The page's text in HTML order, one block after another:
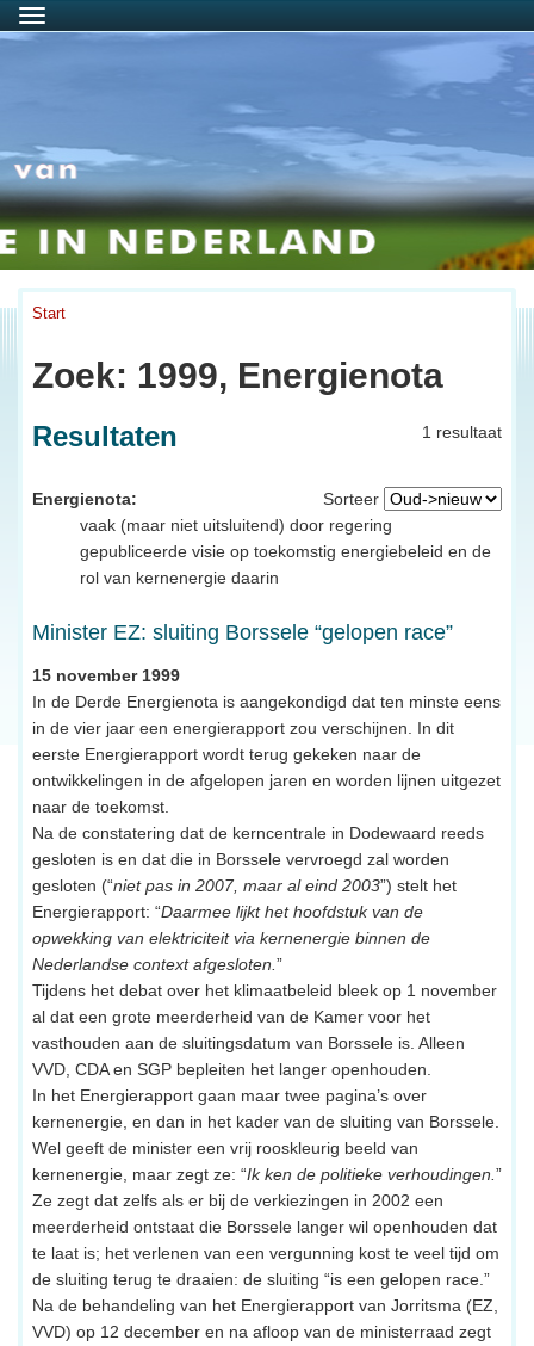
Menu
Start
Zoek: 1999, Energienota
1 resultaat
Resultaten
Sorteer
Energienota:
vaak (maar niet uitsluitend) door regering
gepubliceerde visie op toekomstig energiebeleid en de
rol van kernenergie daarin
Minister EZ: sluiting Borssele “gelopen race”
15 november 1999
In de Derde Energienota is aangekondigd dat ten minste eens
in de vier jaar een energierapport zou verschijnen. In dit
eerste Energierapport wordt terug gekeken naar de
ontwikkelingen in de afgelopen jaren en worden lijnen uitgezet
naar de toekomst.
Na de constatering dat de kerncentrale in Dodewaard reeds
gesloten is en dat die in Borssele vervroegd zal worden
gesloten (“niet pas in 2007, maar al eind 2003”) stelt het
Energierapport: “Daarmee lijkt het hoofdstuk van de
opwekking van elektriciteit via kernenergie binnen de
Nederlandse context afgesloten. ”
Tijdens het debat over het klimaatbeleid bleek op 1 november
al dat een grote meerderheid van de Kamer voor het
vasthouden aan de sluitingsdatum van Borssele is. Alleen
VVD, CDA en SGP bepleiten het langer openhouden.
In het Energierapport gaan maar twee pagina’s over
kernenergie, en dan in het kader van de sluiting van Borssele.
Wel geeft de minister een vrij rooskleurig beeld van
kernenergie, maar zegt ze: “Ik ken de politieke verhoudingen. ”
Ze zegt dat zelfs als er bij de verkiezingen in 2002 een
meerderheid ontstaat die Borssele langer wil openhouden dat
te laat is; het verlenen van een vergunning kost te veel tijd om
de sluiting terug te draaien: de sluiting “is een gelopen race.”
Na de behandeling van het Energierapport van Jorritsma (EZ,
VVD) op 12 december en na afloop van de ministerraad zegt